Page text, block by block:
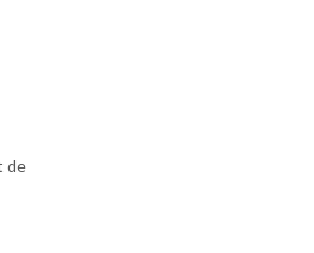
de